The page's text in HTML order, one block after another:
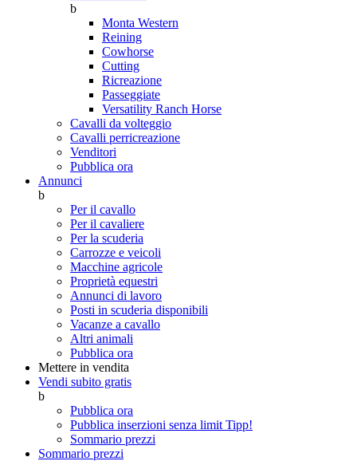
b
Monta Western
Reining
Cowhorse
Cutting
Ricreazione
Passeggiate
Versatility Ranch Horse
Cavalli da volteggio
Cavalli perricreazione
Venditori
Pubblica ora
Annunci
b
Per il cavallo
Per il cavaliere
Per la scuderia
Carrozze e veicoli
Macchine agricole
Proprietà equestri
Annunci di lavoro
Posti in scuderia disponibili
Vacanze a cavallo
Altri animali
Pubblica ora
Mettere in vendita
Vendi subito gratis
b
Pubblica ora
Pubblica inserzioni senza limit Tipp!
Sommario prezzi
Sommario prezzi